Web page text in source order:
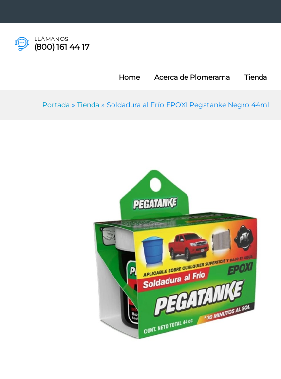
LLÁMANOS
(800) 161 44 17
Home Acerca de Plomerama Tienda
Portada » Tienda » Soldadura al Frío EPOXI Pegatanke Negro 44ml